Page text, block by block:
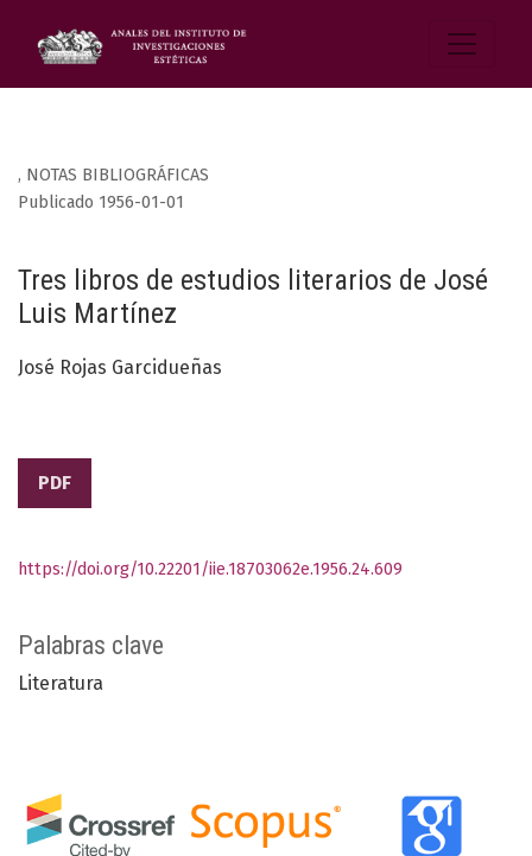
, NOTAS BIBLIOGRÁFICAS
Tres libros de estudios literarios de José
Luis Martínez
Publicado 1956-01-01
José Rojas Garcidueñas
PDF
Palabras clave
Literatura
https://doi.org/10.22201/iie.18703062e.1956.24.609